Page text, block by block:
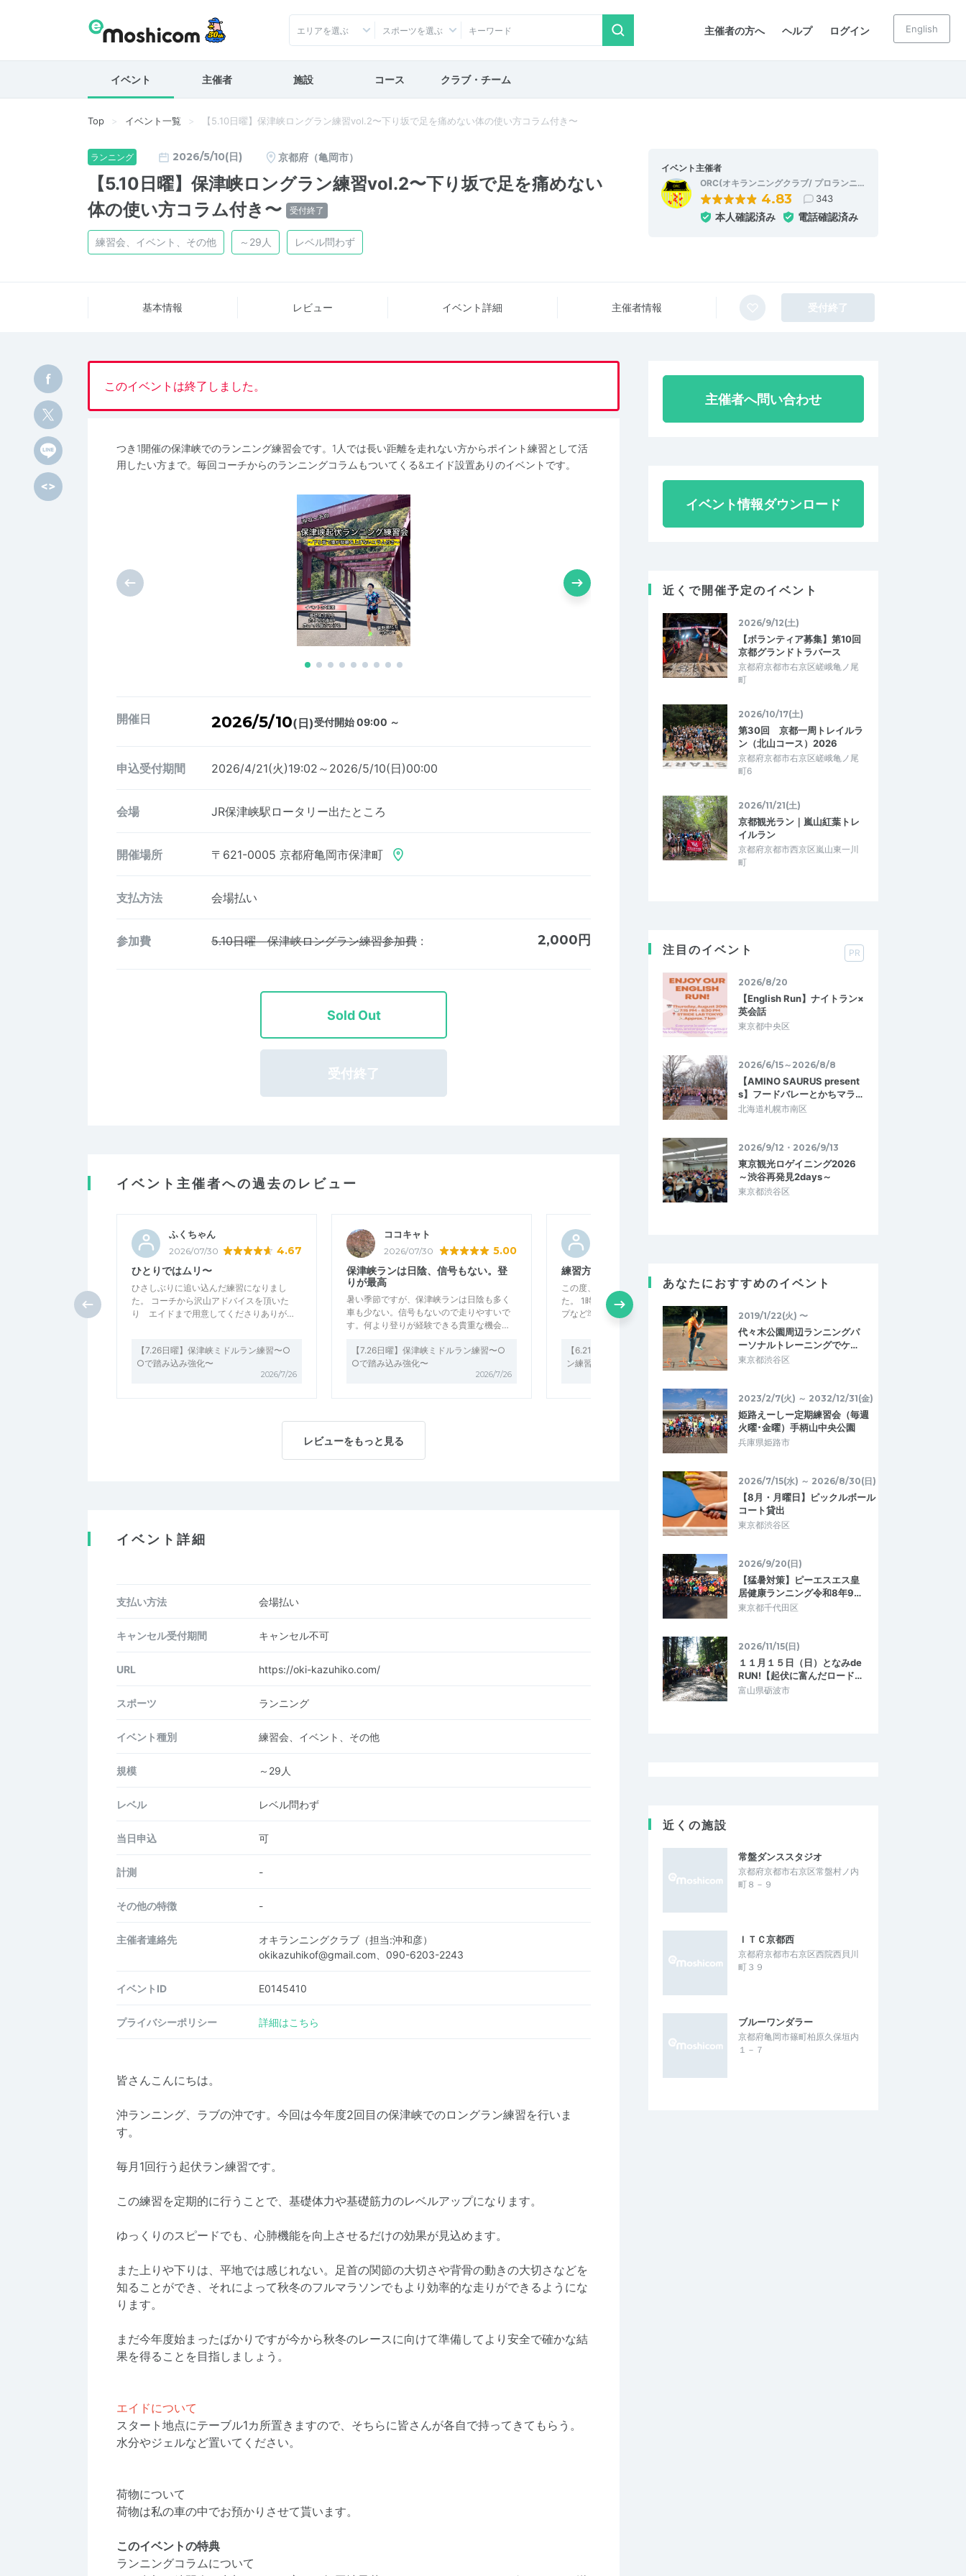
主催者の方へ ヘルプ ログイン
エリアを選ぶ スポーツを選ぶ English
イベント 主催者 施設 コース クラブ・チーム
Top イベント一覧 【5.10日曜】保津峡ロングラン練習vol.2〜下り坂で足を痛めない体の使い方コラム付き〜
ランニング 2026/5/10(日) 京都府（亀岡市）
【5.10日曜】保津峡ロングラン練習vol.2〜下り坂で足を痛めない
体の使い方コラム付き〜
受付終了
練習会、イベント、その他 ～29人 レベル問わず
イベント主催者
ORC(オキランニングクラブ/ プロランニ…
4.83 343
本人確認済み 電話確認済み
基本情報 レビュー イベント詳細 主催者情報 受付終了
このイベントは終了しました。
つき1開催の保津峡でのランニング練習会です。1人では長い距離を走れない方からポイント練習として活
用したい方まで。毎回コーチからのランニングコラムもついてくる&エイド設置ありのイベントです。
開催日 2026/5/10(日)受付開始 09:00 ～
申込受付期間 2026/4/21(火)19:02～2026/5/10(日)00:00
会場 JR保津峡駅ロータリー出たところ
開催場所 〒621-0005 京都府亀岡市保津町
支払方法 会場払い
参加費 5.10日曜 保津峡ロングラン練習参加費 : 2,000円
Sold Out
受付終了
イベント主催者への過去のレビュー
ふくちゃん
2026/07/30 4.67
ひとりではムリ〜
ひさしぶりに追い込んだ練習になりまし
た。 コーチから沢山アドバイスを頂いた
り エイドまで用意してくださりありが…
【7.26日曜】保津峡ミドルラン練習〜○
○で踏み込み強化〜
2026/7/26
ココキャト
2026/07/30 5.00
保津峡ランは日陰、信号もない。登
りが最高
暑い季節ですが、保津峡ランは日陰も多く
車も少ない。信号もないので走りやすいで
す。何より登りが経験できる貴重な機会…
【7.26日曜】保津峡ミドルラン練習〜○
○で踏み込み強化〜
2026/7/26
練習方法を学べました。
この度、初めて参加させていただきまし
た。 1時間ランの前にピラティスや、ステッ
プなど準備運動もしましたが、そういう…
【6.21日曜モエレ沼】沖コーチの札幌ラ
ン練習&ランセミナー@呼吸にあわせて…
沖コーチの説明はとても分かりやすく、理
い〜 今後のレースに向けて頑張ります あ…
【6.21日曜モエレ沼】沖コーチの札幌ラ
ン練習&ランセミナー@呼吸にあわせて…
レビューをもっと見る
イベント詳細
支払い方法 会場払い
キャンセル受付期間 キャンセル不可
URL https://oki-kazuhiko.com/
スポーツ ランニング
イベント種別 練習会、イベント、その他
規模 ～29人
レベル レベル問わず
当日申込 可
計測 -
その他の特徴 -
主催者連絡先
オキランニングクラブ（担当:沖和彦）
okikazuhikof@gmail.com、090-6203-2243
イベントID E0145410
プライバシーポリシー 詳細はこちら
皆さんこんにちは。
沖ランニング、ラブの沖です。今回は今年度2回目の保津峡でのロングラン練習を行いま
す。
毎月1回行う起伏ラン練習です。
この練習を定期的に行うことで、基礎体力や基礎筋力のレベルアップになります。
ゆっくりのスピードでも、心肺機能を向上させるだけの効果が見込めます。
また上りや下りは、平地では感じれない。足首の関節の大切さや背骨の動きの大切さなどを
知ることができ、それによって秋冬のフルマラソンでもより効率的な走りができるようにな
ります。
まだ今年度始まったばかりですが今から秋冬のレースに向けて準備してより安全で確かな結
果を得ることを目指しましょう。
エイドについて
スタート地点にテーブル1カ所置きますので、そちらに皆さんが各自で持ってきてもらう。
水分やジェルなど置いてください。
荷物について
荷物は私の車の中でお預かりさせて貰います。
このイベントの特典
ランニングコラムについて
主催者へ問い合わせ
イベント情報ダウンロード
近くで開催予定のイベント
2026/9/12(土)
【ボランティア募集】第10回
京都グランドトラバース
京都府京都市右京区嵯峨亀ノ尾
町
2026/10/17(土)
第30回 京都一周トレイルラ
ン（北山コース）2026
京都府京都市右京区嵯峨亀ノ尾
町6
2026/11/21(土)
京都観光ラン｜嵐山紅葉トレ
イルラン
京都府京都市西京区嵐山東一川
町
注目のイベント PR
2026/8/20
【English Run】ナイトラン×
英会話
東京都中央区
2026/6/15～2026/8/8
【AMINO SAURUS present
s】フードバレーとかちマラ…
北海道札幌市南区
2026/9/12・2026/9/13
東京観光ロゲイニング2026
～渋谷再発見2days～
東京都渋谷区
あなたにおすすめのイベント
2019/1/22(火) 〜
代々木公園周辺ランニングパ
ーソナルトレーニングでケ…
東京都渋谷区
2023/2/7(火) ～ 2032/12/31(金)
姫路えーしー定期練習会（毎週
火曜･金曜）手柄山中央公園
兵庫県姫路市
2026/7/15(水) ～ 2026/8/30(日)
【8月・月曜日】ピックルボール
コート貸出
東京都渋谷区
2026/9/20(日)
【猛暑対策】ピーエスエス皇
居健康ランニング令和8年9…
東京都千代田区
2026/11/15(日)
１１月１５日（日）となみde
RUN!【起伏に富んだロード…
富山県砺波市
近くの施設
常盤ダンススタジオ
京都府京都市右京区常盤村ノ内
町８－９
ＩＴＣ京都西
京都府京都市右京区西院西貝川
町３９
ブルーワンダラー
京都府亀岡市篠町柏原久保垣内
１－７